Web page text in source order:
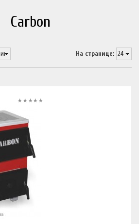
Carbon
На странице: